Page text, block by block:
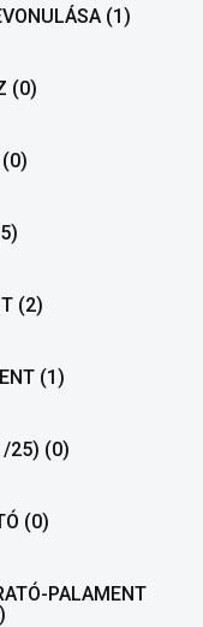
(1)
(0)
(0)
(2)
(1)
25) (0)
(0)
PALAMENT